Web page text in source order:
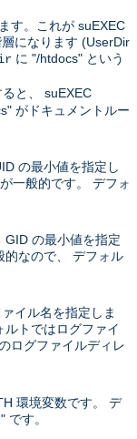
す。これが suEXEC
になります (UserDir
に "/htdocs" という
と、 suEXEC
がドキュメントルー
の最小値を指定し
一般的です。 デフォ
GID の最小値を指定
的なので、 デフォル
イル名を指定しま
トではログファイ
ログファイルディレ
環境変数です。 デ
す。